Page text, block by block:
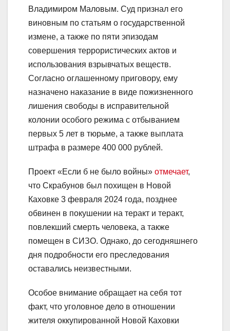
Владимиром Маловым. Суд признал его
виновным по статьям о государственной
измене, а также по пяти эпизодам
совершения террористических актов и
использования взрывчатых веществ.
Согласно оглашенному приговору, ему
назначено наказание в виде пожизненного
лишения свободы в исправительной
колонии особого режима с отбыванием
первых 5 лет в тюрьме, а также выплата
штрафа в размере 400 000 рублей.
Проект «Если б не было войны» отмечает,
что Скрабунов был похищен в Новой
Каховке 3 февраля 2024 года, позднее
обвинен в покушении на теракт и теракт,
повлекший смерть человека, а также
помещен в СИЗО. Однако, до сегодняшнего
дня подробности его преследования
оставались неизвестными.
Особое внимание обращает на себя тот
факт, что уголовное дело в отношении
жителя оккупированной Новой Каховки